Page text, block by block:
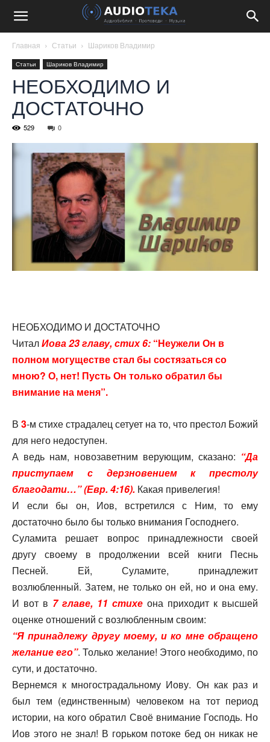
Главная Статьи Шариков Владимир
Статьи Шариков Владимир
НЕОБХОДИМО И
ДОСТАТОЧНО
529 0
НЕОБХОДИМО И ДОСТАТОЧНО
ЧиталИова 23 главу, стих 6: “Неужели Он в
полном могуществе стал бы состязаться со
мною? О, нет! Пусть Он только обратил бы
внимание на меня”.
В 3-м стихе страдалец сетует на то, что престол Божий
для него недоступен.
А ведь нам, новозаветним верующим, сказано: “Да
приступаем с дерзновением к престолу
благодати…” (Евр. 4:16). Какая привелегия!
И если бы он, Иов, встретился с Ним, то ему
достаточно было бы только внимания Господнего.
Суламита решает вопрос принадлежности своей
другу своему в продолжении всей книги Песнь
Песней. Ей, Суламите, принадлежит
возлюбленный. Затем, не только он ей, но и она ему.
И вот в 7 главе, 11 стихе она приходит к высшей
оценке отношений с возлюбленным своим:
“Я принадлежу другу моему, и ко мне обращено
желание его”. Только желание! Этого необходимо, по
сути, и достаточно.
Вернемся к многострадальному Иову. Он как раз и
был тем (единственным) человеком на тот период
истории, на кого обратил Своё внимание Господь. Но
Иов этого не знал! В горьком потоке бед он никак не